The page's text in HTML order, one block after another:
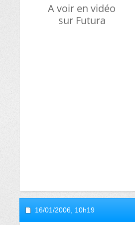
A voir en vidéo
sur Futura
16/01/2006, 10h19